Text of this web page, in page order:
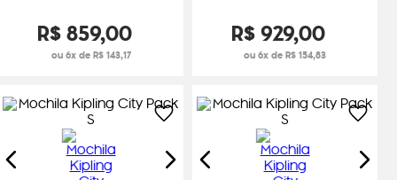
R$859,00
ou 6x de R$ 143,17
R$929,00
ou 6x de R$ 154,83